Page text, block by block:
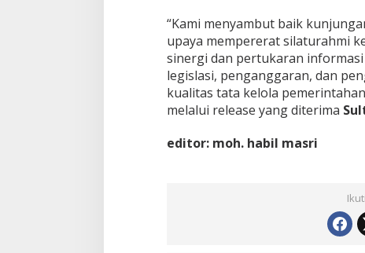
“Kami menyambut baik
upaya mempererat silaturahmi
sinergi dan pertukaran
legislasi, penganggaran, dan
kualitas tata kelola
melalui release yang diterima
editor: moh. habil masri